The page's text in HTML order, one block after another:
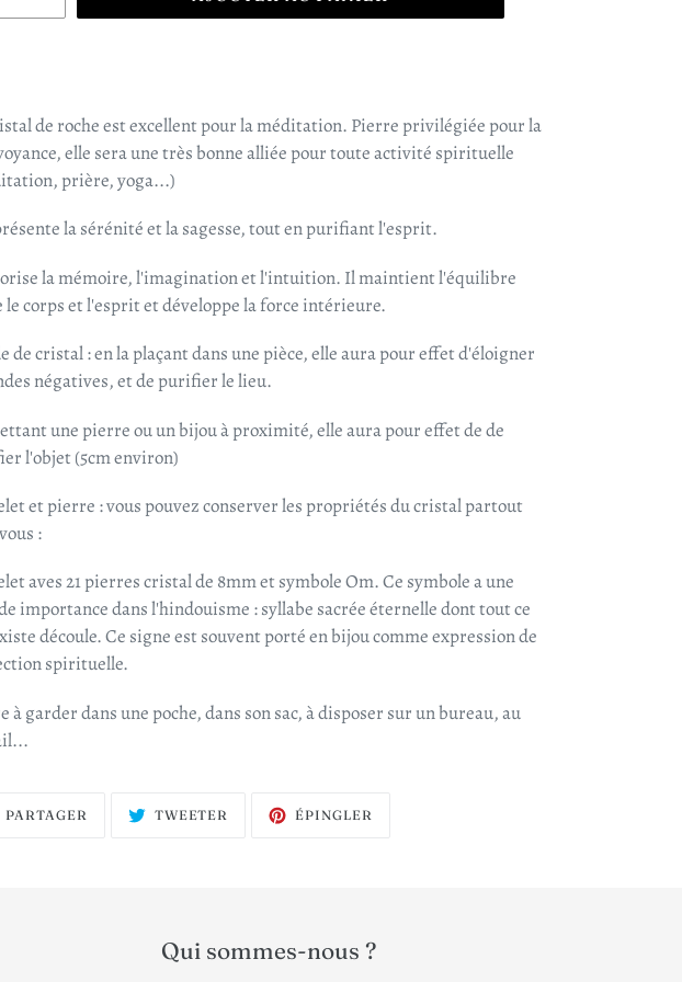
de roche est excellent pour la méditation. Pierre privilégiée pour la
elle sera une très bonne alliée pour toute activité spirituelle
prière, yoga...)
la sérénité et la sagesse, tout en purifiant l'esprit.
la mémoire, l'imagination et l'intuition. Il maintient l'équilibre
le corps et l'esprit et développe la force intérieure.
de cristal : en la plaçant dans une pièce, elle aura pour effet d'éloigner
négatives, et de purifier le lieu.
une pierre ou un bijou à proximité, elle aura pour effet de de
l'objet (5cm environ)
et pierre : vous pouvez conserver les propriétés du cristal partout
:
aves 21 pierres cristal de 8mm et symbole Om. Ce symbole a une
importance dans l'hindouisme : syllabe sacrée éternelle dont tout ce
découle. Ce signe est souvent porté en bijou comme expression de
spirituelle.
à garder dans une poche, dans son sac, à disposer sur un bureau, au
PARTAGER PARTAGER
SUR
TWEETER TWEETERÉPINGLER
Qui sommes-nous ?